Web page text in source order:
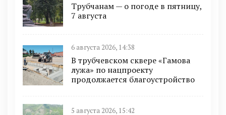
Трубчанам — о погоде в пятницу,
7 августа
6 августа 2026, 14:38
В трубчевском сквере «Гамова
лужа» по нацпроекту
продолжается благоустройство
5 августа 2026, 15:42